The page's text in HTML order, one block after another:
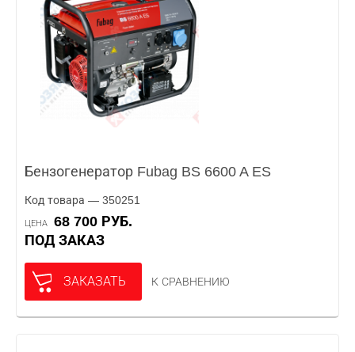
Бензогенератор Fubag BS 6600 A ES
Код товара — 350251
ЦЕНА
68 700 РУБ.
ПОД ЗАКАЗ
ЗАКАЗАТЬ К СРАВНЕНИЮ